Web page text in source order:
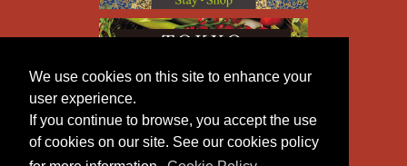
We use cookies on this site to enhance your
user experience.
If you continue to browse, you accept the use
of cookies on our site. See our cookies policy